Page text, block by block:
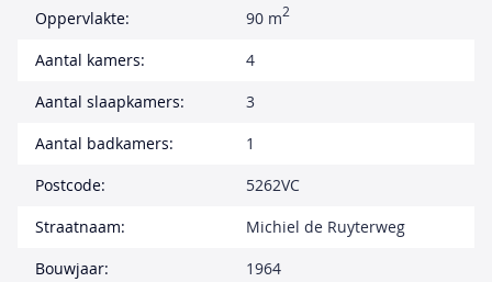
Oppervlakte:
90 m2
Aantal kamers:
4
Aantal slaapkamers:
3
Aantal badkamers:
1
Postcode:
5262VC
Straatnaam:
Michiel de Ruyterweg
Bouwjaar:
1964